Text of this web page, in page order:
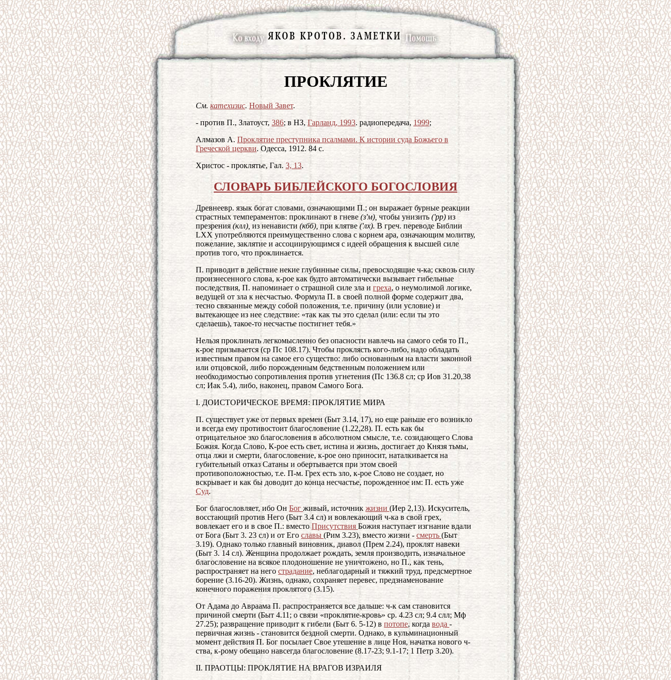
ПРОКЛЯТИЕ
См. катехизис. Новый Завет.
- против П., Златоуст, 386; в НЗ, Гарланд, 1993. радиопередача, 1999;
Алмазов А. Проклятие преступника псалмами. К истории суда Божьего в
Греческой церкви. Одесса, 1912. 84 с.
Христос - проклятье, Гал. 3, 13.
СЛОВАРЬ БИБЛЕЙСКОГО БОГОСЛОВИЯ
Древнеевр. язык богат словами, означающими П.; он выражает бурные реакции
страстных темпераментов: проклинают в гневе (з'м), чтобы унизить ('рр) из
презрения (клл), из ненависти (кбб), при клятве ('лх). В греч. переводе Библии
LXX употребляются преимущественно слова с корнем ара, означающим молитву,
пожелание, заклятие и ассоциирующимся с идеей обращения к высшей силе
против того, что проклинается.
П. приводит в действие некие глубинные силы, превосходящие ч-ка; сквозь силу
произнесенного слова, к-рое как будто автоматически вызывает гибельные
последствия, П. напоминает о страшной силе зла и греха, о неумолимой логике,
ведущей от зла к несчастью. Формула П. в своей полной форме содержит два,
тесно связанные между собой положения, т.е. причину (или условие) и
вытекающее из нее следствие: «так как ты это сделал (или: если ты это
сделаешь), такое-то несчастье постигнет тебя.»
Нельзя проклинать легкомысленно без опасности навлечь на самого себя то П.,
к-рое призывается (ср Пс 108.17). Чтобы проклясть кого-либо, надо обладать
известным правом на самое его существо: либо основанным на власти законной
или отцовской, либо порожденным бедственным положением или
необходимостью сопротивления против угнетения (Пс 136.8 сл; ср Иов 31.20,38
сл; Иак 5.4), либо, наконец, правом Самого Бога.
I. ДОИСТОРИЧЕСКОЕ ВРЕМЯ: ПРОКЛЯТИЕ МИРА
П. существует уже от первых времен (Быт 3.14, 17), но еще раньше его возникло
и всегда ему противостоит благословение (1.22,28). П. есть как бы
отрицательное эхо благословения в абсолютном смысле, т.е. созидающего Слова
Божия. Когда Слово, К-рое есть свет, истина и жизнь, достигает до Князя тьмы,
отца лжи и смерти, благословение, к-рое оно приносит, наталкивается на
губительный отказ Сатаны и обертывается при этом своей
противоположностью, т.е. П-м. Грех есть зло, к-рое Слово не создает, но
вскрывает и как бы доводит до конца несчастье, порожденное им: П. есть уже
Суд.
Бог благословляет, ибо Он Бог живый, источник жизни (Иер 2,13). Искуситель,
восстающий против Него (Быт 3.4 сл) и вовлекающий ч-ка в свой грех,
вовлекает его и в свое П.: вместоПрисутствия Божия наступает изгнание вдали
от Бога (Быт 3. 23 сл) и от Его славы (Рим 3.23), вместо жизни - смерть (Быт
3.19). Однако только главный виновник, диавол (Прем 2.24), проклят навеки
(Быт 3. 14 сл). Женщина продолжает рождать, земля производить, изначальное
благословение на всякое плодоношение не уничтожено, но П., как тень,
распространяет на него страдание, неблагодарный и тяжкий труд, предсмертное
борение (3.16-20). Жизнь, однако, сохраняет перевес, предзнаменование
конечного поражения проклятого (3.15).
От Адама до Авраама П. распространяется все дальше: ч-к сам становится
причиной смерти (Быт 4.11; о связи «проклятие-кровь» ср. 4.23 сл; 9.4 слл; Мф
27.25); развращение приводит к гибели (Быт 6. 5-12) в потопе, когда вода -
первичная жизнь - становится бездной смерти. Однако, в кульминационный
момент действия П. Бог посылает Свое утешение в лице Ноя, начатка нового ч-
ства, к-рому обещано навсегда благословение (8.17-23; 9.1-17; 1 Петр 3.20).
II. ПРАОТЦЫ: ПРОКЛЯТИЕ НА ВРАГОВ ИЗРАИЛЯ